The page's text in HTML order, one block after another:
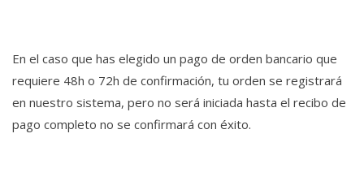
En el caso que has elegido un pago de orden bancario que
requiere 48h o 72h de confirmación, tu orden se registrará
en nuestro sistema, pero no será iniciada hasta el recibo de
pago completo no se confirmará con éxito.